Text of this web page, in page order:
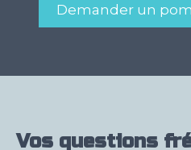
Demander un
Vos questions